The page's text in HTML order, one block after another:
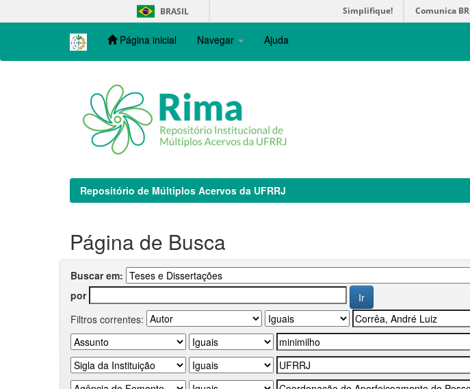
navigation
BRASIL Simplifique! Comunica BR
Página inicial Navegar Ajuda
Repositório de Múltiplos Acervos da UFRRJ
Página de Busca
Buscar em:
por
Filtros correntes: